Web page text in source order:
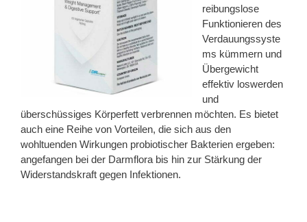
reibungslose
Funktionieren des
Verdauungssyste
ms kümmern und
Übergewicht
effektiv loswerden
und
überschüssiges Körperfett verbrennen möchten. Es bietet
auch eine Reihe von Vorteilen, die sich aus den
wohltuenden Wirkungen probiotischer Bakterien ergeben:
angefangen bei der Darmflora bis hin zur Stärkung der
Widerstandskraft gegen Infektionen.